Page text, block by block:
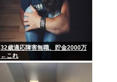
32歳適応障害無職、貯金2000万
←これ